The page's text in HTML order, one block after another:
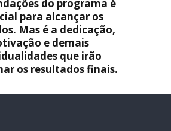
do programa é
para alcançar os
Mas é a dedicação,
e demais
que irão
os resultados finais.